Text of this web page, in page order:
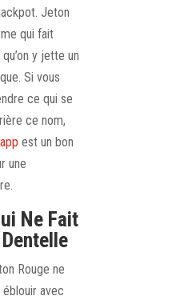
Jeton
qui fait
y jette un
Si vous
ce qui se
ce nom,
est un bon
une
Ne Fait
Rouge ne
avec